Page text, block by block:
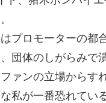
プロモーターの都
団体のしがらみで
ァンの立場からす
私が一番恐れてい